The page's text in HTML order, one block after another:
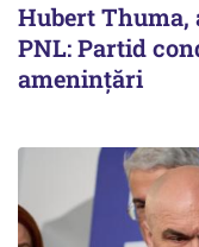
Hubert Thuma,
PNL: Partid
amenințări